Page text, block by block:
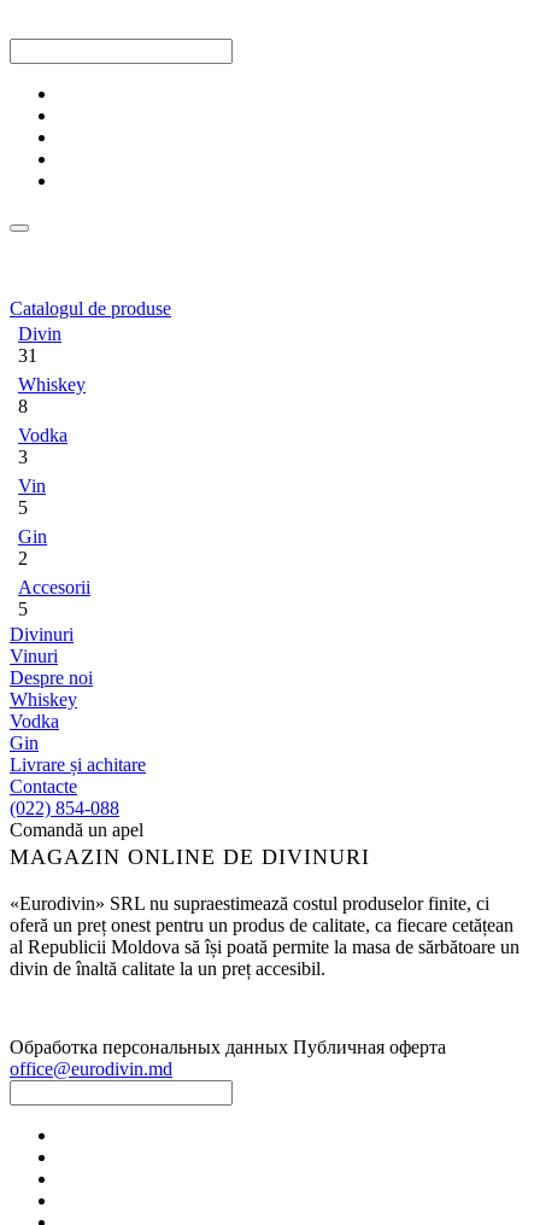
Catalogul de produse
Divin
31
Whiskey
8
Vodka
3
Vin
5
Gin
2
Accesorii
5
Divinuri
Vinuri
Despre noi
Whiskey
Vodka
Gin
Livrare și achitare
Contacte
(022) 854-088
Comandă un apel
MAGAZIN ONLINE DE DIVINURI
«Eurodivin» SRL nu supraestimează costul produselor finite, ci
oferă un preț onest pentru un produs de calitate, ca fiecare cetățean
al Republicii Moldova să își poată permite la masa de sărbătoare un
divin de înaltă calitate la un preț accesibil.
Обработка персональных данных Публичная оферта
office@eurodivin.md